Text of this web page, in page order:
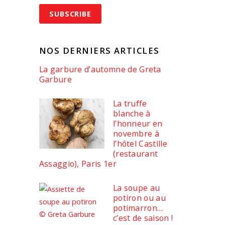
NOS DERNIERS ARTICLES
La garbure d’automne de Greta
Garbure
La truffe
blanche à
l’honneur en
novembre à
l’hôtel Castille
(restaurant
Assaggio), Paris 1er
La soupe au
potiron ou au
potimarron…
c’est de saison !